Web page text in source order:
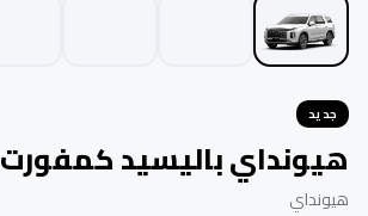
جديد
هيونداي باليسيد كمفورت 2025
هيونداي